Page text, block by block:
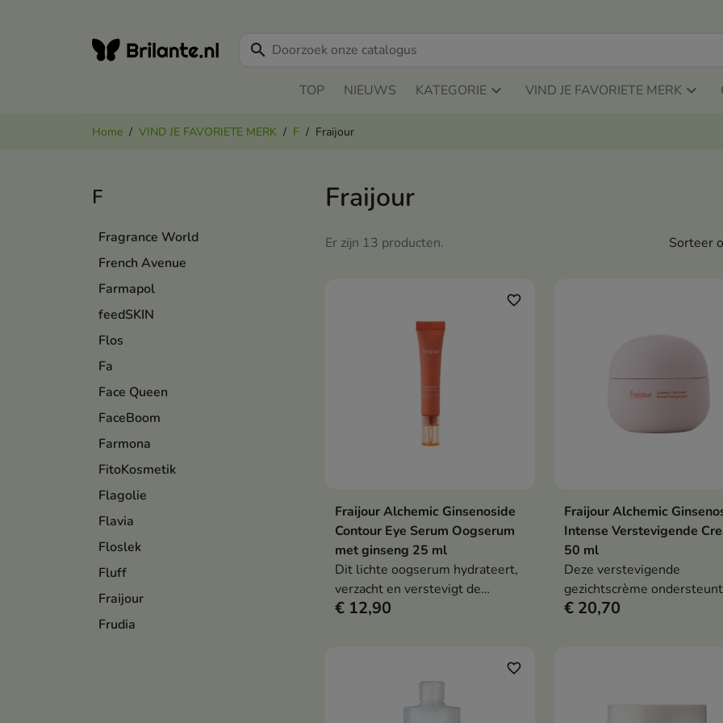
search
TOP NIEUWS KATEGORIE VIND JE FAVORIETE MERK
Home VIND JE FAVORIETE MERK F Fraijour
F
Fragrance World
French Avenue
Farmapol
feedSKIN
Flos
Fa
Face Queen
FaceBoom
Farmona
FitoKosmetik
Flagolie
Flavia
Floslek
Fluff
Fraijour
Frudia
Fraijour
Er zijn 13 producten. Sorteer
In winkelwagen
favorite_border
Fraijour Alchemic Ginsenoside
Contour Eye Serum Oogserum
met ginseng 25 ml
Dit lichte oogserum hydrateert,
verzacht en verstevigt de
delicate huid rond de ogen. De
peptidecomplex, fermenten en
natriumhyaluronaat helpt
rimpels te verminderen en de
€ 12,90
In
Fraijour Alchemic
Intense Verstevigende
50 ml
Deze verstevigende
gezichtscrème
regeneratie, verzachting en
gelformule met
peptidecomplex, fermenten
€ 20,70
favorite_border